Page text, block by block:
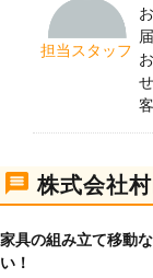
担当スタッフ
株式会社
家具の組み立て移動
い！